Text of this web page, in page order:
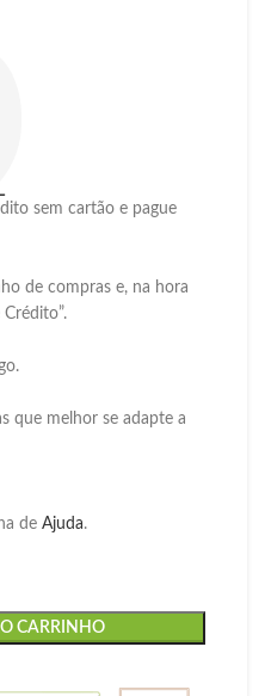
sem cartão e pague
de compras e, na hora
que melhor se adapte a
de Ajuda.
CARRINHO